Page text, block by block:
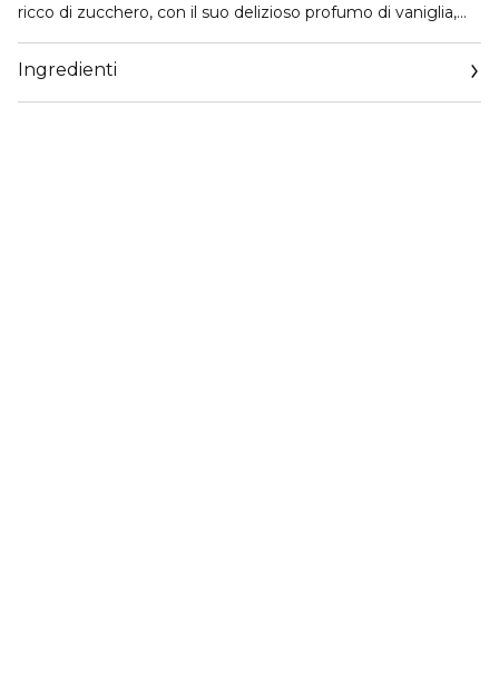
ricco di zucchero, con il suo delizioso profumo di vaniglia,
pronte a risplendere. È il passaggio preparatorio perfetto
prima di gloss o rossetto o semplicemente una coccola
divertente ogni volta che le tue labbra hanno bisogno di un
Ingredienti